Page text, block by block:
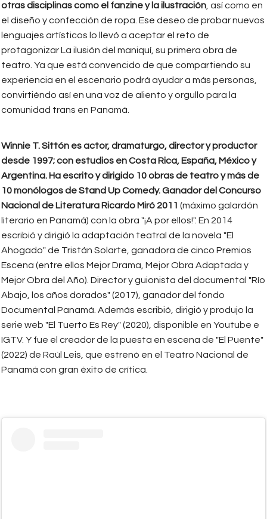
otras disciplinas como el fanzine y la ilustración, así como en
el diseño y confección de ropa. Ese deseo de probar nuevos
lenguajes artísticos lo llevó a aceptar el reto de
protagonizar La ilusión del maniquí, su primera obra de
teatro. Ya que está convencido de que compartiendo su
experiencia en el escenario podrá ayudar a más personas,
convirtiéndo así en una voz de aliento y orgullo para la
comunidad trans en Panamá.
Winnie T. Sittón es actor, dramaturgo, director y productor
desde 1997; con estudios en Costa Rica, España, México y
Argentina. Ha escrito y dirigido 10 obras de teatro y más de
10 monólogos de Stand Up Comedy.Ganador del Concurso
Nacional de Literatura Ricardo Miró 2011 (máximo galardón
literario en Panamá) con la obra "¡A por ellos!". En 2014
escribió y dirigió la adaptación teatral de la novela "El
Ahogado" de Tristán Solarte, ganadora de cinco Premios
Escena (entre ellos Mejor Drama, Mejor Obra Adaptada y
Mejor Obra del Año). Director y guionista del documental "Río
Abajo, los años dorados" (2017), ganador del fondo
Documental Panamá. Además escribió, dirigió y produjo la
serie web "El Tuerto Es Rey" (2020), disponible en Youtube e
IGTV. Y fue el creador de la puesta en escena de "El Puente"
(2022) de Raúl Leis, que estrenó en el Teatro Nacional de
Panamá con gran éxito de crítica.